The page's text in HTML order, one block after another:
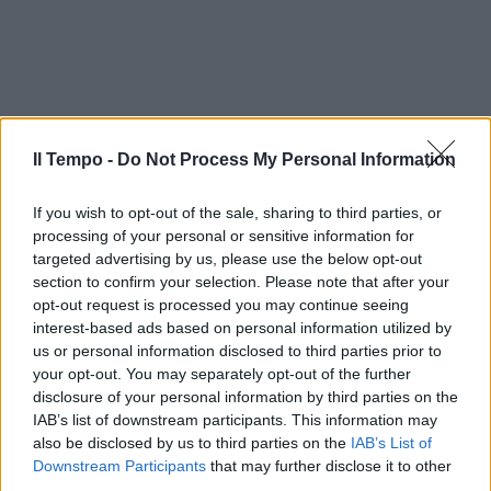
Il Tempo - Do Not Process My Personal Information
If you wish to opt-out of the sale, sharing to third parties, or
processing of your personal or sensitive information for
targeted advertising by us, please use the below opt-out
section to confirm your selection. Please note that after your
opt-out request is processed you may continue seeing
interest-based ads based on personal information utilized by
us or personal information disclosed to third parties prior to
your opt-out. You may separately opt-out of the further
disclosure of your personal information by third parties on the
IAB’s list of downstream participants. This information may
also be disclosed by us to third parties on the IAB’s List of
Downstream Participants that may further disclose it to other